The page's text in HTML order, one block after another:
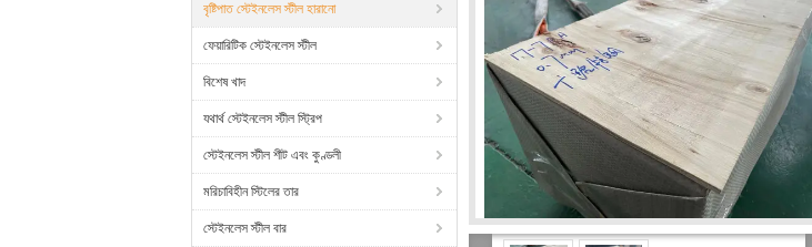
বৃষ্টিপাত স্টেইনলেস স্টীল হারানো
ফেয়ারিটিক স্টেইনলেস স্টীল
বিশেষ খাদ
যথার্থ স্টেইনলেস স্টীল স্ট্রিপ
স্টেইনলেস স্টীল শীট এবং কুণ্ডলী
মরিচাবিহীন স্টিলের তার
স্টেইনলেস স্টীল বার